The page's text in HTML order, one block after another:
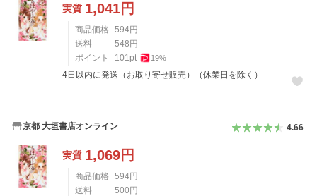
実質 1,041円
商品価格 594円
送料
548 円
ポイント
101pt 19%
4日以内に発送（お取り寄せ販売）（休業日を除く）
京都 大垣書店オンライン 4.66
実質 1,069円
商品価格 594円
送料
500 円